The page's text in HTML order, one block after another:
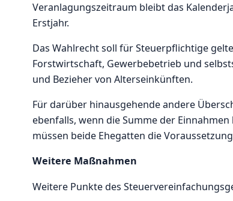
Veranlagungszeitraum bleibt das
Erstjahr.
Das Wahlrecht soll für Steuerpflichtige
Forstwirtschaft, Gewerbebetrieb und
und Bezieher von Alterseinkünften.
Für darüber hinausgehende andere
ebenfalls, wenn die Summe der
müssen beide Ehegatten die
Weitere Maßnahmen
Weitere Punkte des